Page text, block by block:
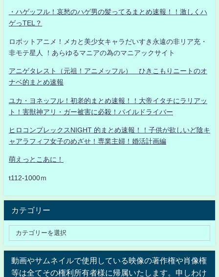
・ハゲッフル！哀愁のハゲ男の髪ってるまとめ速報！！激しくハ
ゲっTEL？
ロボットアニメ！メカと美少女キャラだいすき永遠の非リア充・
非モテ星人 ！あらゆるマニアの為のマニアックサイト
アニゲタレスト（元祖！アニメッフル） ひきこもりニートのオ
ナベ的まとめ速報
ユカ・ヨネッフル！初老的まとめ速報！！大帝イタチにラリアッ
ト！害獣神アリ・ガー被害に必殺！パイルドライバー
ヒロコンプレックスNIGHT 的まとめ速報！！子供が欲しいど陰キ
ャアラフィフ女子のめざせ！専業主婦！婚活計画編
萌えっとこあに！
t112-1000ｍ
カテゴリー
動画やサムネイルで使用している映像の著作権や肖像権
等は全てその権利所有者様に帰属いたします。申しわけ